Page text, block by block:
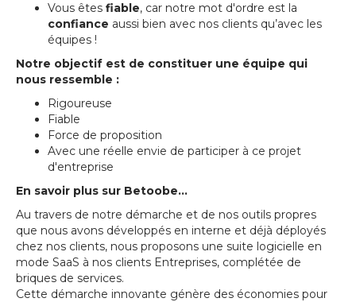
Vous êtes fiable, car notre mot d'ordre est la
confiance aussi bien avec nos clients qu’avec les
équipes !
Notre objectif est de constituer une équipe qui
nous ressemble :
Rigoureuse
Fiable
Force de proposition
Avec une réelle envie de participer à ce projet
d'entreprise
En savoir plus sur Betoobe...
Au travers de notre démarche et de nos outils propres
que nous avons développés en interne et déjà déployés
chez nos clients, nous proposons une suite logicielle en
mode SaaS à nos clients Entreprises, complétée de
briques de services.
Cette démarche innovante génère des économies pour